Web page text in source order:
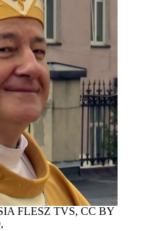
FLESZ TVS, CC BY